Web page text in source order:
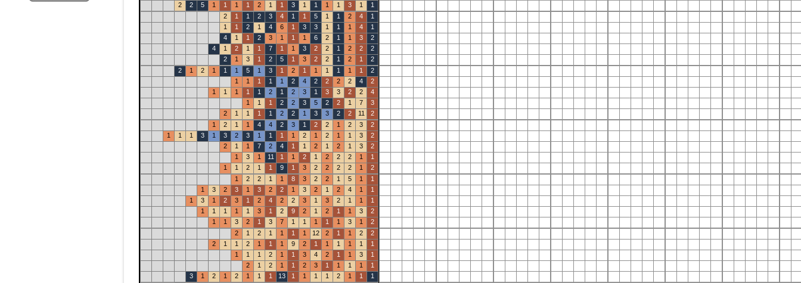
2
2 5 1 1 1 1 2 1 1 3 1 1 1 1 3 1
1
2
1 1 2 3 4 1 1 5 1 1 2 4
1
1
1 2 1 4 6 1 3 3 1 1 1 4
1
4
1 1 2 3 1 1 1 6 2 1 1 3
2
4
1 2 1 1 7 1 1 3 2 2 1 2 2
2
2
1 3 1 2 5 1 3 2 2 1 2 1
2
2
1 2 1 1 1 5 1 3 1 2 1 1 1 1 1 1
2
1
1 1 1 1 2 4 2 2 2 2 4
2
1
1 1 1 1 2 1 2 3 1 3 3 2 2
4
1
1 1 2 2 3 5 2 2 1 7
3
2
1 1 1 1 2 2 1 3 3 2 2 11
2
1
2 1 1 4 4 2 3 1 2 2 1 2 3
2
1
1 1 3 1 3 2 3 1 1 1 1 2 1 2 1 1 3
2
2
1 1 7 2 4 1 1 2 1 2 1 3
2
1
3 1 11 1 1 2 1 2 2 2 1
1
1
1 2 1 1 9 1 3 2 2 2 2 1
2
1
2 2 1 1 8 3 2 2 1 5 1
1
1
3 2 3 1 3 2 2 1 3 2 1 2 4 1
1
1
3 1 2 3 1 2 4 2 2 3 1 3 2 1 1
1
1
1 1 1 1 3 1 2 9 2 1 2 1 1 3
2
1
1 3 2 1 3 7 1 1 1 1 1 3 1
2
2
1 2 1 1 1 1 12 2 1 1 2
2
2
1 1 2 1 1 1 9 2 1 1 1 1 1
1
1
1 1 2 1 1 3 4 2 1 1 3
1
2
1 2 1 1 2 3 1 1 1 1
1
3
1 2 1 2 1 1 1 13 1 1 1 1 2 1 1
1